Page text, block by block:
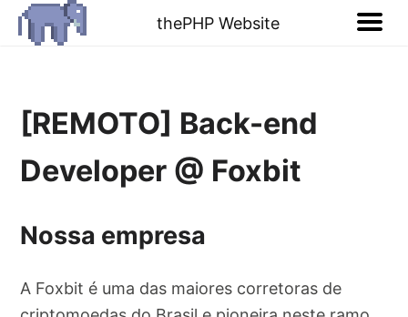
thePHP Website
[REMOTO] Back-end
Developer @ Foxbit
Nossa empresa
A Foxbit é uma das maiores corretoras de